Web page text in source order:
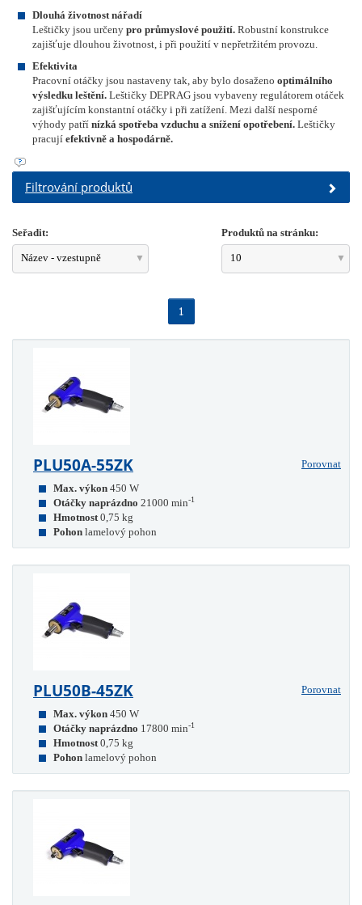
Dlouhá životnost nářadí
Leštičky jsou určeny pro průmyslové použití. Robustní konstrukce
zajišťuje dlouhou životnost, i při použití v nepřetržitém provozu.
Efektivita
Pracovní otáčky jsou nastaveny tak, aby bylo dosaženo optimálního
výsledku leštění. Leštičky DEPRAG jsou vybaveny regulátorem otáček
zajišťujícím konstantní otáčky i při zatížení. Mezi další nesporné
výhody patří nízká spotřeba vzduchu a snížení opotřebení. Leštičky
pracují efektivně a hospodárně.
Filtrování produktů
Seřadit:
Název - vzestupně
Produktů na stránku:
10
1
PLU50A-55ZK
Porovnat
Max. výkon 450 W
Otáčky naprázdno 21000 min-1
Hmotnost 0,75 kg
Pohon lamelový pohon
PLU50B-45ZK
Porovnat
Max. výkon 450 W
Otáčky naprázdno 17800 min-1
Hmotnost 0,75 kg
Pohon lamelový pohon